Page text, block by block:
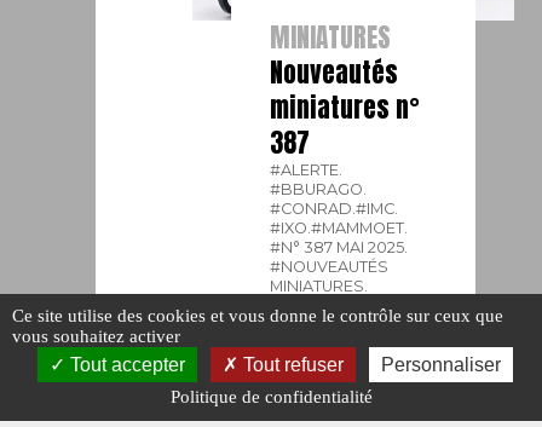
MINIATURES
Nouveautés
miniatures n°
387
#ALERTE.
#BBURAGO.
#CONRAD. #IMC.
#IXO. #MAMMOET.
#N° 387 MAI 2025.
#NOUVEAUTÉS
MINIATURES.
#PERFEX.
#WSI.
Publié le : 5 mai
2025
Ce site utilise des cookies et vous donne le contrôle sur ceux que
vous souhaitez activer
Tout accepter Tout refuser Personnaliser
Politique de confidentialité